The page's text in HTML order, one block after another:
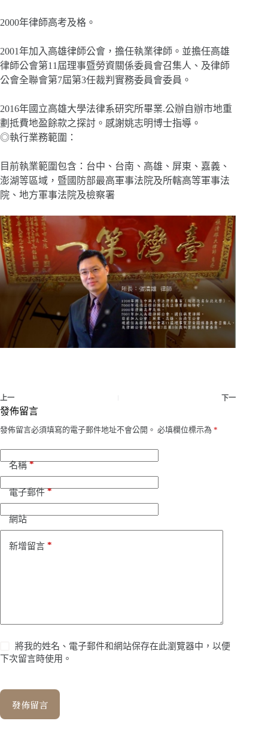
2000年律師高考及格。
2001年加入高雄律師公會，擔任執業律師。並擔任高雄
律師公會第11屆理事暨勞資關係委員會召集人、及律師
公會全聯會第7屆第3任裁判實務委員會委員。
2016年國立高雄大學法律系研究所畢業.公辦自辦市地重
劃抵費地盈餘款之探討。感謝姚志明博士指導。
◎執行業務範圍：
目前執業範圍包含：台中、台南、高雄、屏東、嘉義、
澎湖等區域，暨國防部最高軍事法院及所轄高等軍事法
院、地方軍事法院及檢察署
上一 下一
發佈留言
發佈留言必須填寫的電子郵件地址不會公開。 必填欄位標示為 *
名稱*
電子郵件*
網站
新增留言 *
將我的姓名、電子郵件和網站保存在此瀏覽器中，以便
下次留言時使用。
發佈留言